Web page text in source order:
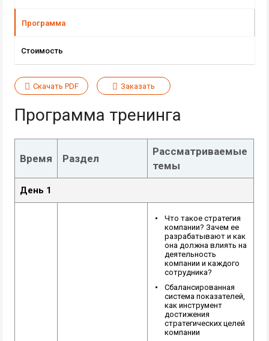
Программа
Стоимость
Скачать PDF Заказать
Программа тренинга
Время Раздел
Рассматриваемые
темы
День 1
Что такое стратегия
компании? Зачем ее
разрабатывают и как
она должна влиять на
деятельность
компании и каждого
сотрудника?
Сбалансированная
система показателей,
как инструмент
достижения
стратегических целей
компании